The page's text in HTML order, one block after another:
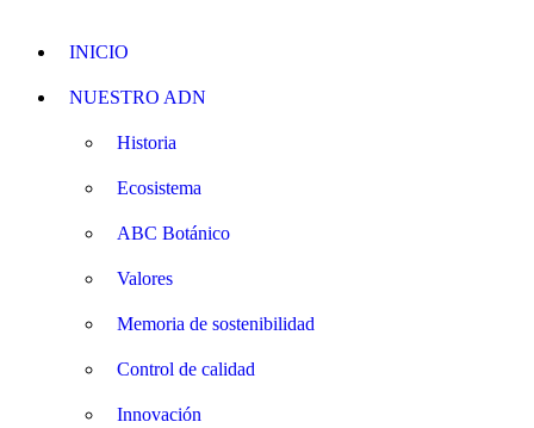
INICIO
NUESTRO ADN
Historia
Ecosistema
ABC Botánico
Valores
Memoria de sostenibilidad
Control de calidad
Innovación